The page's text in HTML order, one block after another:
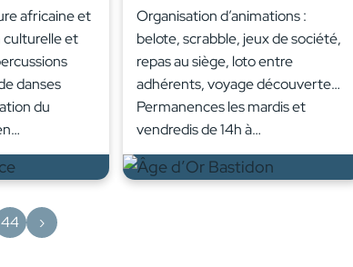
africaine et
culturelle et
danses
du
Organisation d’animations :
belote, scrabble, jeux de société,
repas au siège, loto entre
adhérents, voyage découverte…
Permanences les mardis et
vendredis de 14h à…
44 ›